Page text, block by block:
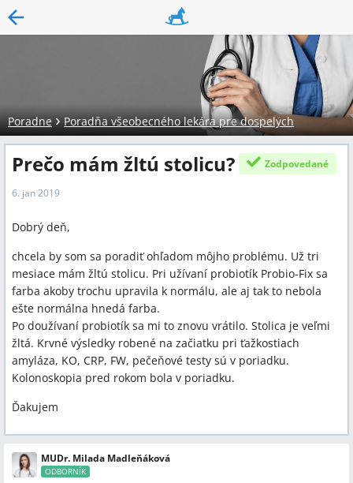
Poradne Poradňa všeobecného lekára pre dospelých
Prečo mám žltú stolicu? Zodpovedané
6. jan 2019
Dobrý deň,
chcela by som sa poradiť ohľadom môjho problému. Už tri
mesiace mám žltú stolicu. Pri užívaní probiotík Probio-Fix sa
farba akoby trochu upravila k normálu, ale aj tak to nebola
ešte normálna hnedá farba.
Po doužívaní probiotík sa mi to znovu vrátilo. Stolica je veľmi
žltá. Krvné výsledky robené na začiatku pri ťažkostiach
amyláza, KO, CRP, FW, pečeňové testy sú v poriadku.
Kolonoskopia pred rokom bola v poriadku.
Ďakujem
MUDr. Milada Madleňáková
ODBORNÍK